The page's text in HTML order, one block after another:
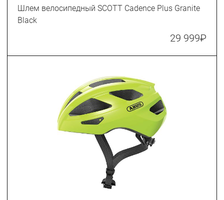
Шлем велосипедный SCOTT Cadence Plus Granite
Black
29 999₽